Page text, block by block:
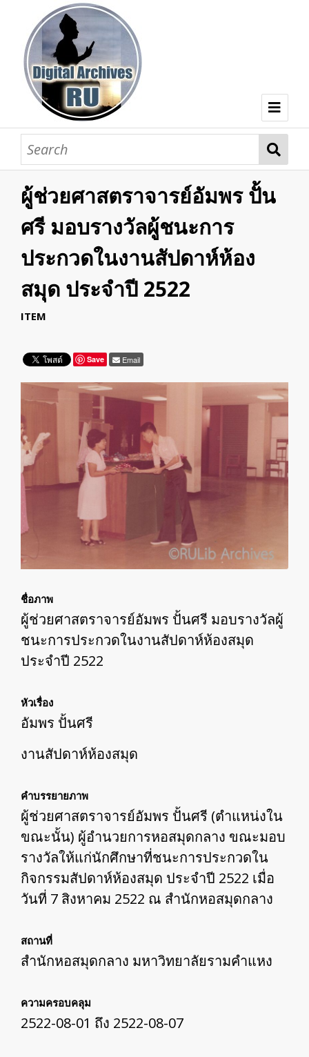
Home
Browse
Contents
Facebook Fan Page
RU Library
Ramkhamhaeng University
ผู้ช่วยศาสตราจารย์อัมพร ปั้น
ศรี มอบรางวัลผู้ชนะการ
ประกวดในงานสัปดาห์ห้อง
สมุด ประจำปี 2522
ITEM
Save Email
ชื่อภาพ
ผู้ช่วยศาสตราจารย์อัมพร ปั้นศรี มอบรางวัลผู้
ชนะการประกวดในงานสัปดาห์ห้องสมุด
ประจำปี 2522
หัวเรื่อง
อัมพร ปั้นศรี
งานสัปดาห์ห้องสมุด
คำบรรยายภาพ
ผู้ช่วยศาสตราจารย์อัมพร ปั้นศรี (ตำแหน่งใน
ขณะนั้น) ผู้อำนวยการหอสมุดกลาง ขณะมอบ
รางวัลให้แก่นักศึกษาที่ชนะการประกวดใน
กิจกรรมสัปดาห์ห้องสมุด ประจำปี 2522 เมื่อ
วันที่ 7 สิงหาคม 2522 ณ สำนักหอสมุดกลาง
สถานที่
สำนักหอสมุดกลาง มหาวิทยาลัยรามคำแหง
ความครอบคลุม
2522-08-01 ถึง 2522-08-07